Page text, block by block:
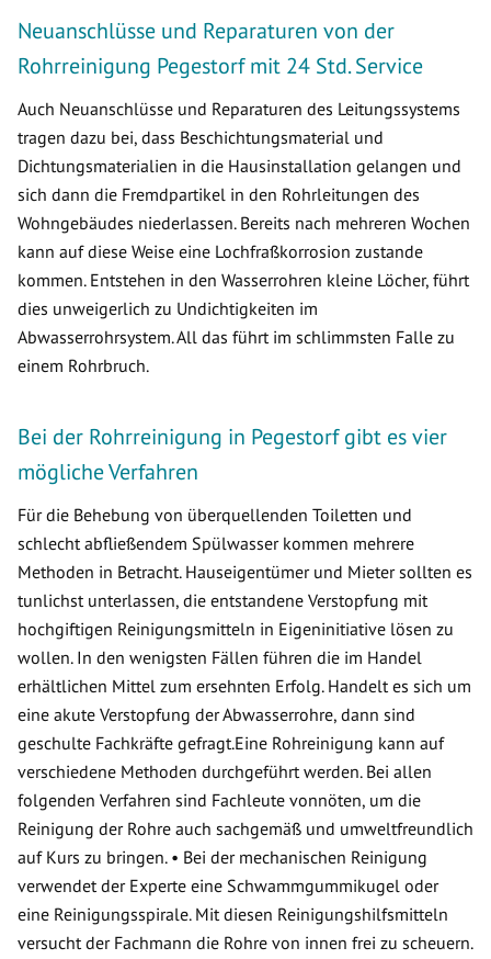
Neuanschlüsse und Reparaturen von der
Rohrreinigung Pegestorf mit 24 Std. Service
Auch Neuanschlüsse und Reparaturen des Leitungssystems
tragen dazu bei, dass Beschichtungsmaterial und
Dichtungsmaterialien in die Hausinstallation gelangen und
sich dann die Fremdpartikel in den Rohrleitungen des
Wohngebäudes niederlassen. Bereits nach mehreren Wochen
kann auf diese Weise eine Lochfraßkorrosion zustande
kommen. Entstehen in den Wasserrohren kleine Löcher, führt
dies unweigerlich zu Undichtigkeiten im
Abwasserrohrsystem. All das führt im schlimmsten Falle zu
einem Rohrbruch.
Bei der Rohrreinigung in Pegestorf gibt es vier
mögliche Verfahren
Für die Behebung von überquellenden Toiletten und
schlecht abfließendem Spülwasser kommen mehrere
Methoden in Betracht. Hauseigentümer und Mieter sollten es
tunlichst unterlassen, die entstandene Verstopfung mit
hochgiftigen Reinigungsmitteln in Eigeninitiative lösen zu
wollen. In den wenigsten Fällen führen die im Handel
erhältlichen Mittel zum ersehnten Erfolg. Handelt es sich um
eine akute Verstopfung der Abwasserrohre, dann sind
geschulte Fachkräfte gefragt.Eine Rohreinigung kann auf
verschiedene Methoden durchgeführt werden. Bei allen
folgenden Verfahren sind Fachleute vonnöten, um die
Reinigung der Rohre auch sachgemäß und umweltfreundlich
auf Kurs zu bringen. • Bei der mechanischen Reinigung
verwendet der Experte eine Schwammgummikugel oder
eine Reinigungsspirale. Mit diesen Reinigungshilfsmitteln
versucht der Fachmann die Rohre von innen frei zu scheuern.